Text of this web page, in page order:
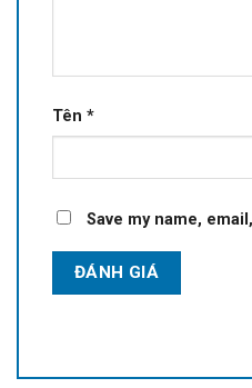
Tên *
Save my name,